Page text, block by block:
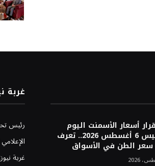
أسعار الأسمنت اليوم
الخميس 6 أغسطس 2026.. تعرف
الطن في الأسواق
غربة
رئيس
غربة